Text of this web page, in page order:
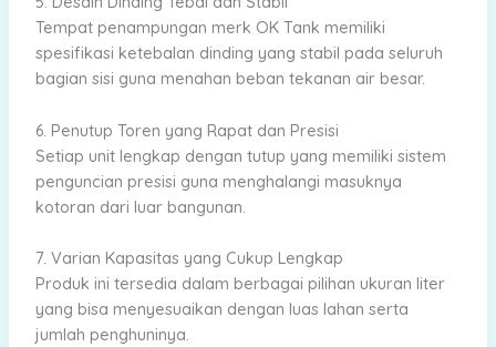
Tempat penampungan merk OK Tank memiliki
spesifikasi ketebalan dinding yang stabil pada seluruh
bagian sisi guna menahan beban tekanan air besar.
6. Penutup Toren yang Rapat dan Presisi
Setiap unit lengkap dengan tutup yang memiliki sistem
penguncian presisi guna menghalangi masuknya
kotoran dari luar bangunan.
7. Varian Kapasitas yang Cukup Lengkap
Produk ini tersedia dalam berbagai pilihan ukuran liter
yang bisa menyesuaikan dengan luas lahan serta
jumlah penghuninya.